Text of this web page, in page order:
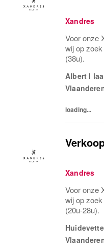
Xandres
Voor onze
wij op
(38u).
Albert I
loading...
Xandres
Voor onze
wij op
(20u-28u).